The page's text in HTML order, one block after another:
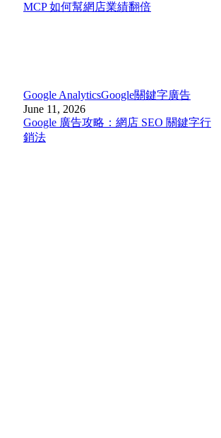
MCP 如何幫網店業績翻倍
Google AnalyticsGoogle關鍵字廣告
June 11, 2026
Google 廣告攻略：網店 SEO 關鍵字行
銷法